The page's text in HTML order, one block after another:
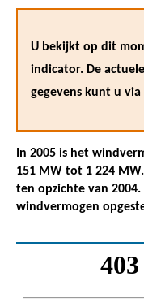
U bekijkt op dit
indicator. De
gegevens kunt u via
In 2005 is het
151 MW tot 1 224
ten opzichte van
windvermogen